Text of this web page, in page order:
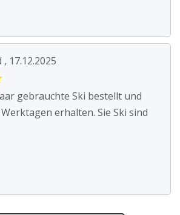
17.12.2025
gebrauchte Ski bestellt und
erhalten. Sie Ski sind